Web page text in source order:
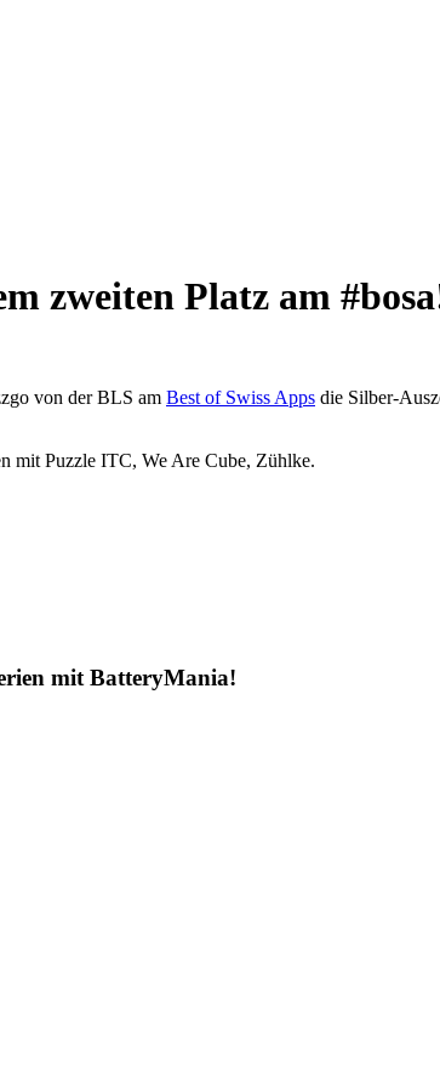
zweiten Platz am
von der BLS am Best of Swiss Apps die Silber-
mit Puzzle ITC, We Are Cube, Zühlke.
mit BatteryMania!